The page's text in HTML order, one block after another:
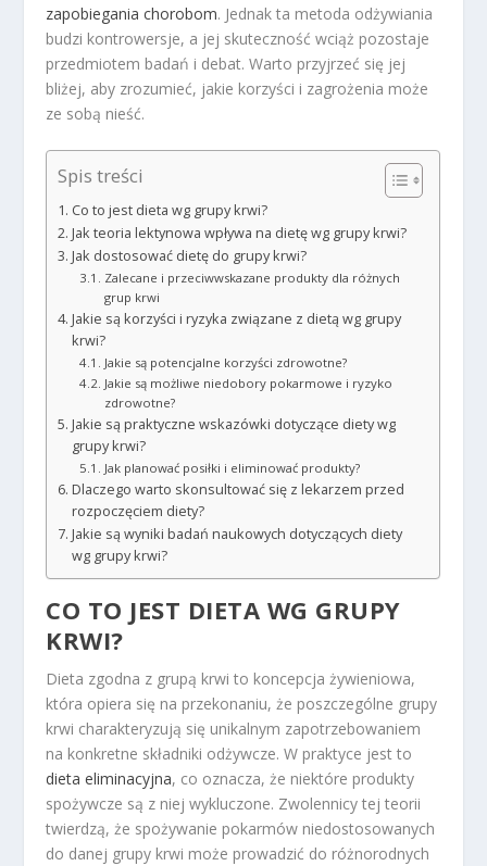
zapobiegania chorobom. Jednak ta metoda odżywiania
budzi kontrowersje, a jej skuteczność wciąż pozostaje
przedmiotem badań i debat. Warto przyjrzeć się jej
bliżej, aby zrozumieć, jakie korzyści i zagrożenia może
ze sobą nieść.
Spis treści
Co to jest dieta wg grupy krwi?
Jak teoria lektynowa wpływa na dietę wg grupy krwi?
Jak dostosować dietę do grupy krwi?
Zalecane i przeciwwskazane produkty dla różnych
grup krwi
Jakie są korzyści i ryzyka związane z dietą wg grupy
krwi?
Jakie są potencjalne korzyści zdrowotne?
Jakie są możliwe niedobory pokarmowe i ryzyko
zdrowotne?
Jakie są praktyczne wskazówki dotyczące diety wg
grupy krwi?
Jak planować posiłki i eliminować produkty?
Dlaczego warto skonsultować się z lekarzem przed
rozpoczęciem diety?
Jakie są wyniki badań naukowych dotyczących diety
wg grupy krwi?
CO TO JEST DIETA WG GRUPY
KRWI?
Dieta zgodna z grupą krwi to koncepcja żywieniowa,
która opiera się na przekonaniu, że poszczególne grupy
krwi charakteryzują się unikalnym zapotrzebowaniem
na konkretne składniki odżywcze. W praktyce jest to
dieta eliminacyjna, co oznacza, że niektóre produkty
spożywcze są z niej wykluczone. Zwolennicy tej teorii
twierdzą, że spożywanie pokarmów niedostosowanych
do danej grupy krwi może prowadzić do różnorodnych